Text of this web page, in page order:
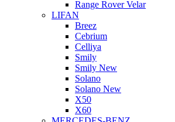
Range Rover Velar
LIFAN
Breez
Cebrium
Celliya
Smily
Smily New
Solano
Solano New
X50
X60